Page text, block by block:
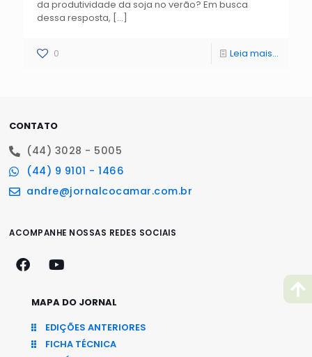
da produtividade da soja no verão? Em busca
dessa resposta, […]
0 Leia mais...
CONTATO
(44) 3028 - 5005
(44) 9 9101 - 1466
andre@jornalcocamar.com.br
ACOMPANHE NOSSAS REDES SOCIAIS
MAPA DO JORNAL
EDIÇÕES ANTERIORES
FICHA TÉCNICA